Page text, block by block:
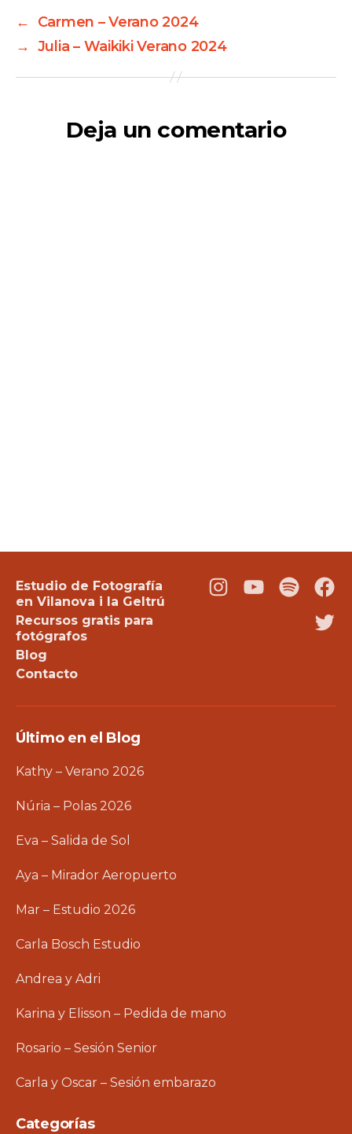
←
Carmen – Verano 2024
→ Julia – Waikiki Verano 2024
Deja un comentario
Estudio de Fotografía
en Vilanova i la Geltrú
Recursos gratis para
fotógrafos
Blog
Contacto
Instagram
YoutubePodcast
Último en el Blog
Kathy – Verano 2026
Núria – Polas 2026
Eva – Salida de Sol
Aya – Mirador Aeropuerto
Mar – Estudio 2026
Carla Bosch Estudio
Andrea y Adri
Karina y Elisson – Pedida de mano
Rosario – Sesión Senior
Carla y Oscar – Sesión embarazo
Categorías